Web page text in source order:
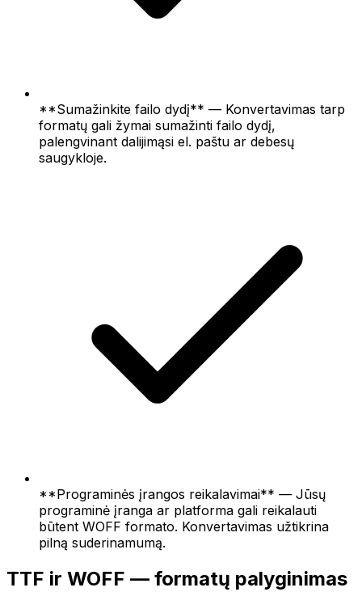
**Sumažinkite failo dydį** — Konvertavimas tarp
formatų gali žymai sumažinti failo dydį,
palengvinant dalijimąsi el. paštu ar debesų
saugykloje.
**Programinės įrangos reikalavimai** — Jūsų
programinė įranga ar platforma gali reikalauti
būtent WOFF formato. Konvertavimas užtikrina
pilną suderinamumą.
TTF ir WOFF — formatų palyginimas